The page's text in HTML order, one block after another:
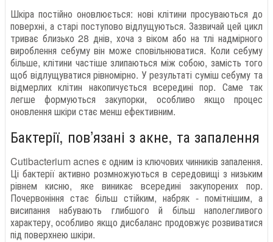
Шкіра постійно оновлюється: нові клітини просуваються до
поверхні, а старі поступово відлущуються. Зазвичай цей цикл
триває близько 28 днів, хоча з віком або на тлі надмірного
вироблення себуму він може сповільнюватися. Коли себуму
більше, клітини частіше злипаються між собою, замість того
щоб відлущуватися рівномірно. У результаті суміш себуму та
відмерлих клітин накопичується всередині пор. Саме так
легше формуються закупорки, особливо якщо процес
оновлення шкіри стає менш ефективним.
Бактерії, пов’язані з акне, та запалення
Cutibacterium acnes є одним із ключових чинників запалення.
Ці бактерії активно розмножуються в середовищі з низьким
рівнем кисню, яке виникає всередині закупорених пор.
Почервоніння стає більш стійким, набряк - помітнішим, а
висипання набувають глибшого й більш наполегливого
характеру, особливо якщо дисбаланс продовжує розвиватися
під поверхнею шкіри.